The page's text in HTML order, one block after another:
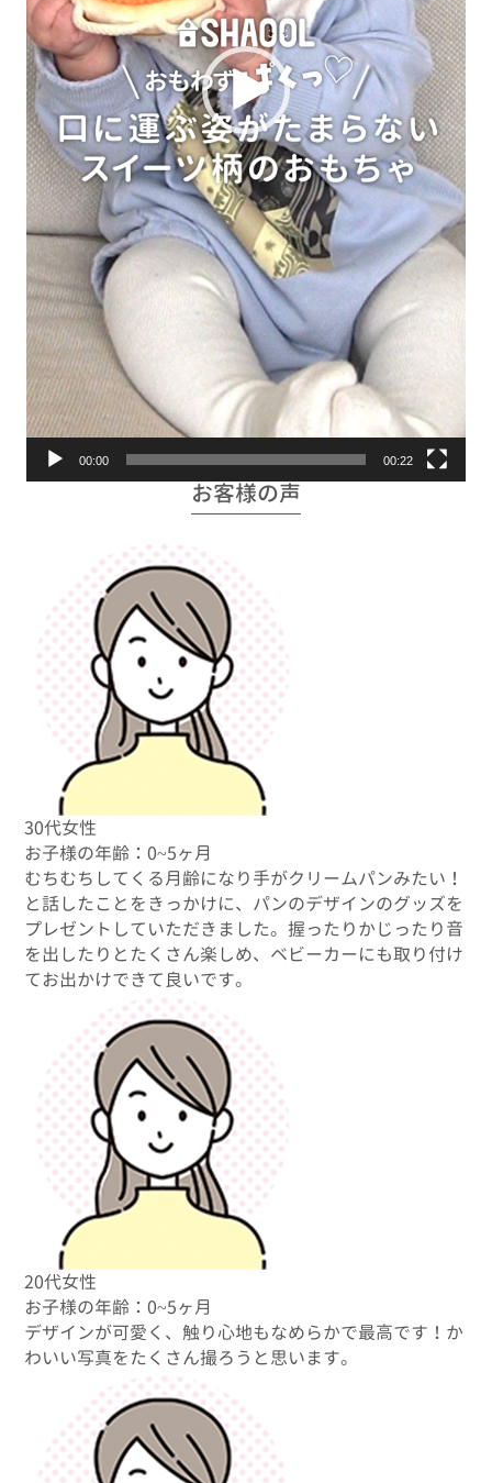
00:00 00:22
お客様の声
30代女性
お子様の年齢：0~5ヶ月
むちむちしてくる月齢になり手がクリームパンみたい！
と話したことをきっかけに、パンのデザインのグッズを
プレゼントしていただきました。握ったりかじったり音
を出したりとたくさん楽しめ、ベビーカーにも取り付け
てお出かけできて良いです。
20代女性
お子様の年齢：0~5ヶ月
デザインが可愛く、触り心地もなめらかで最高です！か
わいい写真をたくさん撮ろうと思います。